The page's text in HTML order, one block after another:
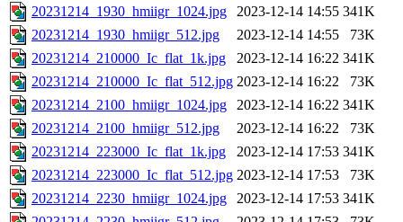
20231214_1930_hmiigr_1024.jpg
2023-12-14 14:55 341K
20231214_1930_hmiigr_512.jpg
2023-12-14 14:55
73K
20231214_210000_Ic_flat_1k.jpg
2023-12-14 16:22 341K
20231214_210000_Ic_flat_512.jpg 2023-12-14 16:22
73K
20231214_2100_hmiigr_1024.jpg
2023-12-14 16:22 341K
20231214_2100_hmiigr_512.jpg
2023-12-14 16:22
73K
20231214_223000_Ic_flat_1k.jpg
2023-12-14 17:53 341K
20231214_223000_Ic_flat_512.jpg 2023-12-14 17:53
73K
20231214_2230_hmiigr_1024.jpg
2023-12-14 17:53 341K